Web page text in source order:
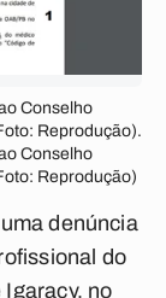
Conselho
Reprodução).
Conselho
Reprodução)
denúncia
do
no